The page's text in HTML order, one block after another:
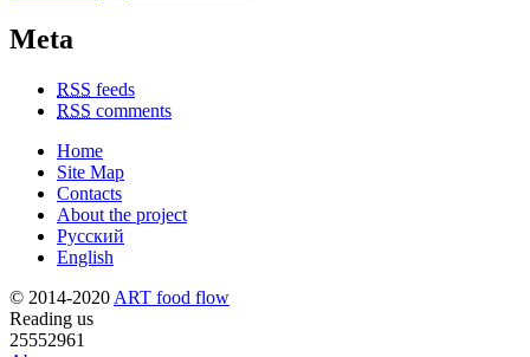
Meta
RSS feeds
RSS comments
Home
Site Map
Contacts
About the project
Русский
English
© 2014-2020 ART food flow
Reading us
25552961